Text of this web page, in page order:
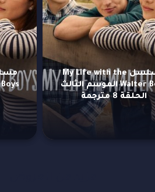
مسلسل My Life with the
Walter Boys الموسم الثالث
الحلقة 8 مترجمة